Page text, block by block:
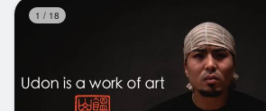
気になる求人
1 / 18